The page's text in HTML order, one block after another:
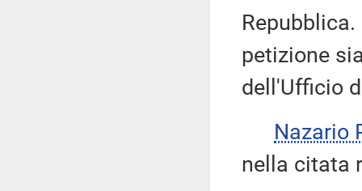
petizione
dell'Ufficio
Nazario
nella citata